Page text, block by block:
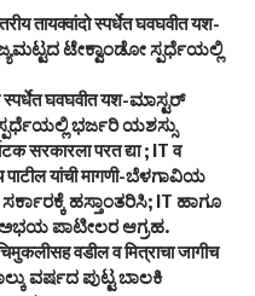
तायक्वांदो स्पर्धेत घवघवीत यश-
ಟೇಕ್ವಾಂಡೋ ಸ್ಪರ್ಧೆಯಲ್ಲಿ
स्पर्धेत घवघवीत यश-ಮಾಸ್ಟರ್
ಭರ್ಜರಿ ಯಶಸ್ಸು
सरकारला परत द्या ; IT व
पाटील यांची मागणी-ಬೆಳಗಾವಿಯ
ಹಸ್ತಾಂತರಿಸಿ; IT ಹಾಗೂ
ಅಭಯ ಪಾಟೀಲರ ಆಗ್ರಹ.
वडील व मित्राचा जागीच
ವರ್ಷದ ಪುಟ್ಟ ಬಾಲಕಿ